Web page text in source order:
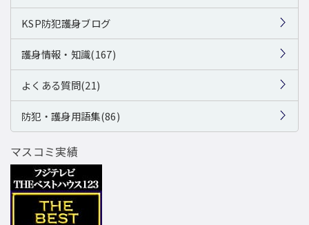
KSP防犯護身ブログ
護身情報・知識(167)
よくある質問(21)
防犯・護身用語集(86)
マスコミ実績